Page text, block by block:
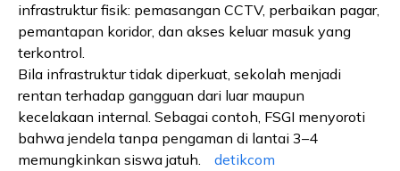
infrastruktur fisik: pemasangan CCTV, perbaikan pagar,
pemantapan koridor, dan akses keluar masuk yang
terkontrol.
Bila infrastruktur tidak diperkuat, sekolah menjadi
rentan terhadap gangguan dari luar maupun
kecelakaan internal. Sebagai contoh, FSGI menyoroti
bahwa jendela tanpa pengaman di lantai 3–4
memungkinkan siswa jatuh.
detikcom